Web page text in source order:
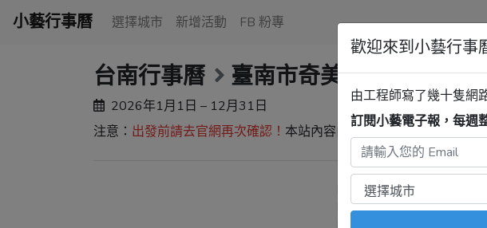
小藝行事曆 選擇城市 新增活動 FB 粉專
台南行事曆 臺南市奇美博物館 穹
2026年1月1日 – 12月31日
注意： 出發前請去官網再次確認！ 本站內容由程式自動抓取，沒有算
歡迎來到小藝行事
由工程師寫了幾十隻網
訂閱小藝電子報，每週